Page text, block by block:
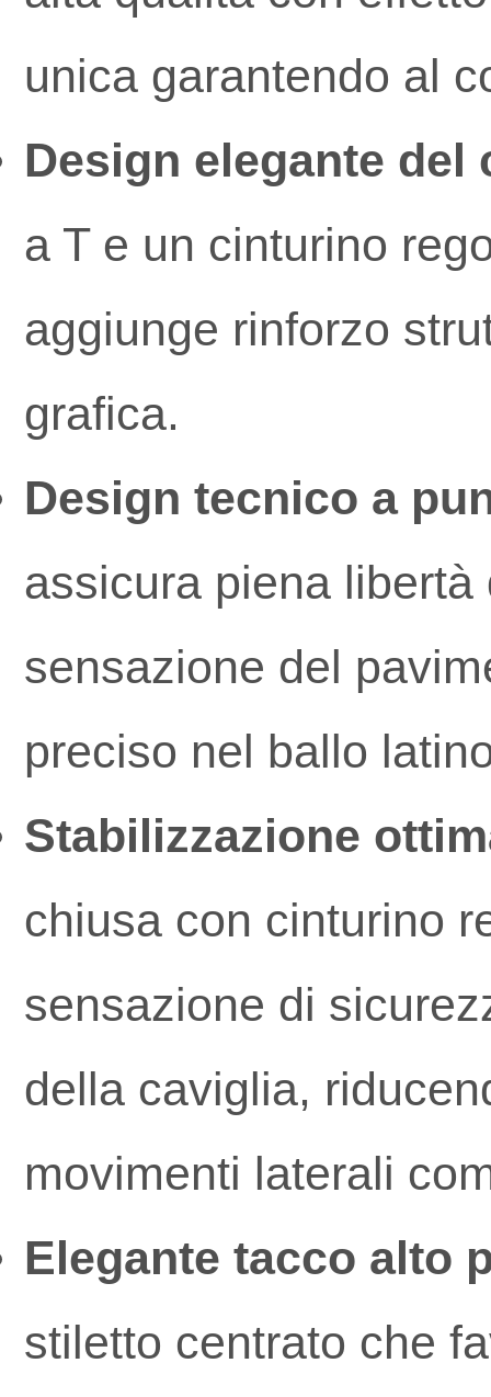
unica garantendo al
Design elegante del
a T e un cinturino
aggiunge rinforzo
grafica.
Design tecnico a
assicura piena
sensazione del
preciso nel ballo
Stabilizzazione
chiusa con cinturino
sensazione di
della caviglia,
movimenti laterali
Elegante tacco alto
stiletto centrato che